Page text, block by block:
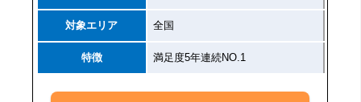
対象エリア 全国
特徴 満足度5年連続NO.1